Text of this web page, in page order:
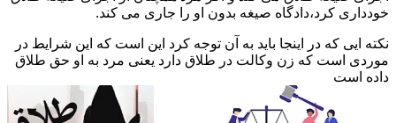
خودداری کرد،دادگاه صیغه بدون او را جاری می کند.
نکته ایی که در اینجا باید به آن توجه کرد این است که این شرایط در
موردی است که زن وکالت در طلاق دارد یعنی مرد به او حق طلاق
داده است